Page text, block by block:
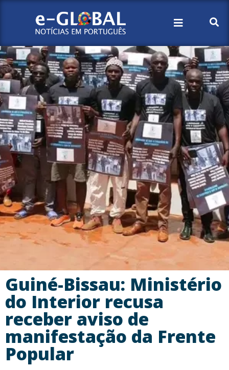
Guiné-Bissau: Ministério
do Interior recusa
receber aviso de
manifestação da Frente
Popular